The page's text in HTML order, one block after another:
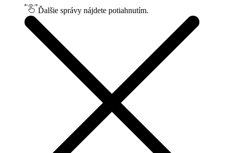
Ďalšie správy nájdete potiahnutím.